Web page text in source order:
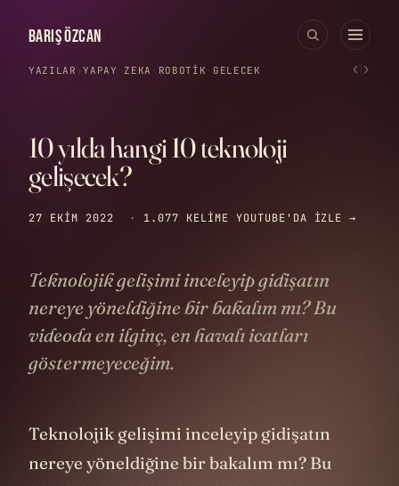
BARIŞ ÖZCAN
YAZILAR ›YAPAY ZEKA · ROBOTIK · GELECEK ‹ ›
10 yılda hangi 10 teknoloji
gelişecek?
27 EKIM 2022 · 1.077 KELIME YOUTUBE'DA IZLE →
Teknolojik gelişimi inceleyip gidişatın
nereye yöneldiğine bir bakalım mı? Bu
videoda en ilginç, en havalı icatları
göstermeyeceğim.
Teknolojik gelişimi inceleyip gidişatın
nereye yöneldiğine bir bakalım mı? Bu